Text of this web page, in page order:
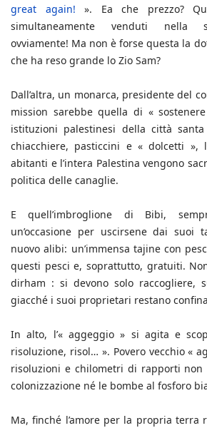
great again!». Ea che prezzo?
simultaneamente venduti nella
ovviamente! Ma non è forse questa la
che ha reso grande lo Zio Sam?
Dall’altra, un monarca, presidente del
mission sarebbe quella di «
istituzioni palestinesi della città
chiacchiere, pasticcini e « dolcetti
abitanti e l’intera Palestina vengono
politica delle canaglie.
E quell’imbroglione di Bibi,
un’occasione per uscirsene dai suoi
nuovo alibi: un’immensa tajine con
questi pesci e, soprattutto, gratuiti.
dirham : si devono solo raccogliere,
giacché i suoi proprietari restano
In alto, l’« aggeggio » si agita e
risoluzione, risol… ». Povero vecchio «
risoluzioni e chilometri di rapporti non
colonizzazione né le bombe al fosforo
Ma, finché l’amore per la propria terra